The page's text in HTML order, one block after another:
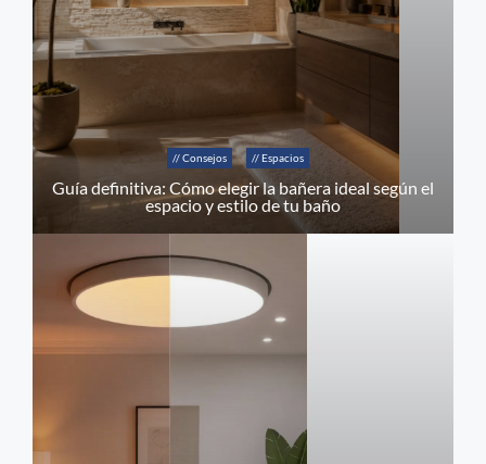
// Consejos // Espacios
Guía definitiva: Cómo elegir la bañera ideal según el
espacio y estilo de tu baño